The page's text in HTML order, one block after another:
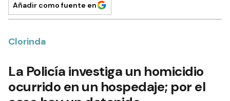
Añadir como fuente en
Clorinda
La Policía investiga un homicidio
ocurrido en un hospedaje; por el